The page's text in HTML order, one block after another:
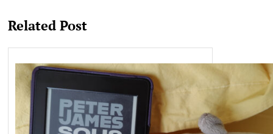
Related Post